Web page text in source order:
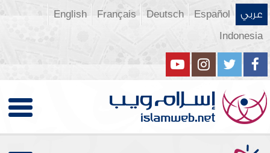
عربي Español
Deutsch
Français
English
Indonesia